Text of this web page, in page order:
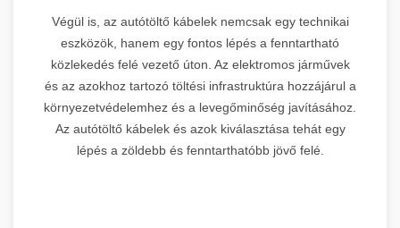
Végül is, az autótöltő kábelek nemcsak egy technikai
eszközök, hanem egy fontos lépés a fenntartható
közlekedés felé vezető úton. Az elektromos járművek
és az azokhoz tartozó töltési infrastruktúra hozzájárul a
környezetvédelemhez és a levegőminőség javításához.
Az autótöltő kábelek és azok kiválasztása tehát egy
lépés a zöldebb és fenntarthatóbb jövő felé.